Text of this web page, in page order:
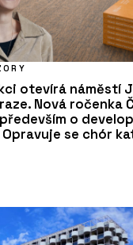
otevírá náměstí
Nová ročenka
o
se chór